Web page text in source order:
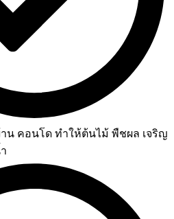
น คอนโด ทำให้ต้นไม้ พืชผล เจริญ